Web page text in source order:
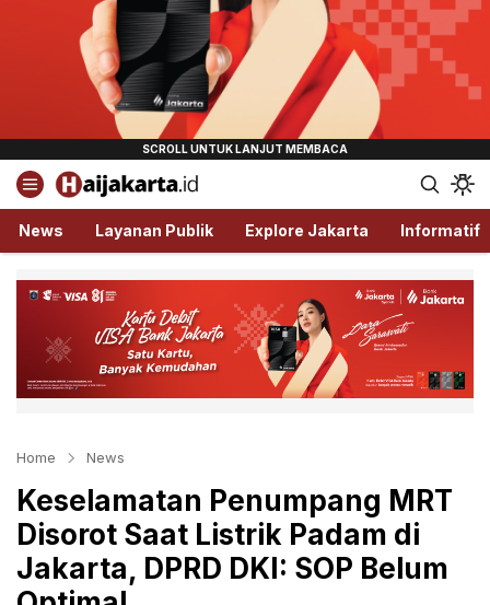
Haijakarta.id
Semua Tentang Jakarta Ada Disini!
News Layanan Publik Explore Jakarta Informatif
Home News
Keselamatan Penumpang MRT
Disorot Saat Listrik Padam di
Jakarta, DPRD DKI: SOP Belum